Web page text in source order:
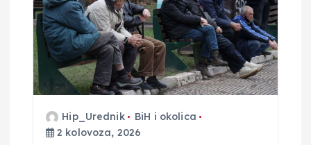
o
b
Hip_Urednik
BiH i okolica
2 kolovoza, 2026